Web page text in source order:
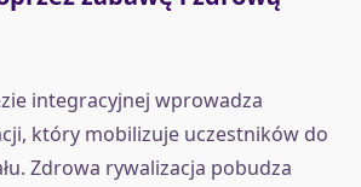
integracyjnej wprowadza
który mobilizuje uczestników do
Zdrowa rywalizacja pobudza